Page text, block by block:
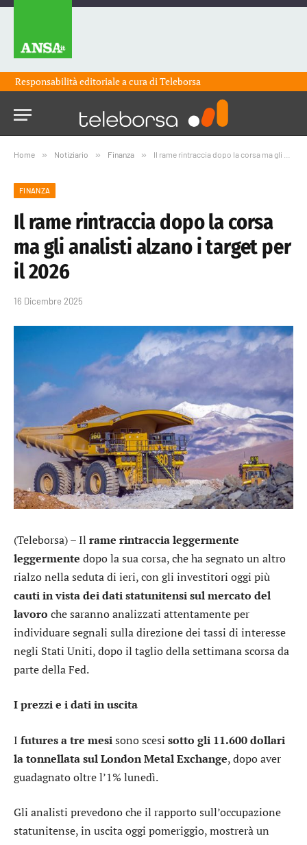
Responsabilità editoriale a cura diTeleborsa
Home » Notiziario » Finanza » Il rame rintraccia dopo la corsa ma gli analisti alzano i target per il 2026
FINANZA
Il rame rintraccia dopo la corsa
ma gli analisti alzano i target per
il 2026
16 Dicembre 2025
(Teleborsa) – Il rame rintraccia leggermente
leggermente dopo la sua corsa, che ha segnato un altro
rialzo nella seduta di ieri, con gli investitori oggi più
cauti in vista dei dati statunitensi sul mercato del
lavoro che saranno analizzati attentamente per
individuare segnali sulla direzione dei tassi di interesse
negli Stati Uniti, dopo il taglio della settimana scorsa da
parte della Fed.
I prezzi e i dati in uscita
I futures a tre mesisono scesi sotto gli 11.600 dollari
la tonnellata sul London Metal Exchange, dopo aver
guadagnato oltre l’1% lunedì.
Gli analisti prevedono che il rapporto sull’occupazione
statunitense, in uscita oggi pomeriggio, mostrerà un